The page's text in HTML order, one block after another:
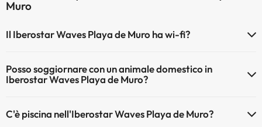
Muro
Il Iberostar Waves Playa de Muro ha wi-fi?
Posso soggiornare con un animale domestico in
Iberostar Waves Playa de Muro?
C'è piscina nell'Iberostar Waves Playa de Muro?